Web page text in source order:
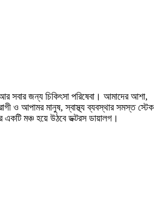
সবার জন্য চিকিৎসা পরিষেবা। আমাদের আশা,
ও আপামর মানুষ, স্বাস্থ্য ব্যবস্থার সমস্ত স্টেক
মঞ্চ হয়ে উঠবে ডক্টরস ডায়ালগ।